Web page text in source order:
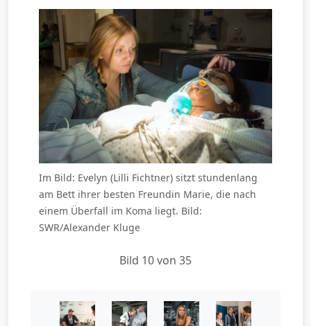
Im Bild: Evelyn (Lilli Fichtner) sitzt stundenlang
am Bett ihrer besten Freundin Marie, die nach
einem Überfall im Koma liegt. Bild:
SWR/Alexander Kluge
Bild 10 von 35